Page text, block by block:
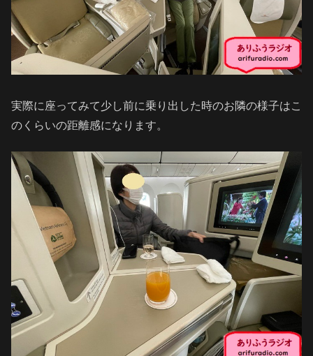
実際に座ってみて少し前に乗り出した時のお隣の様子はこ
のくらいの距離感になります。